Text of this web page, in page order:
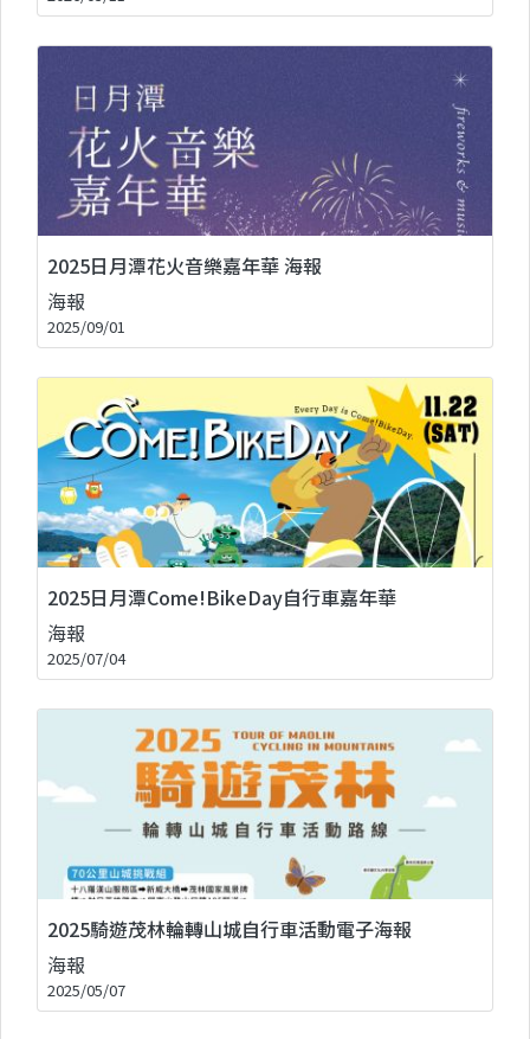
2025日月潭花火音樂嘉年華 海報
海報
2025/09/01
2025日月潭Come!BikeDay自行車嘉年華
海報
2025/07/04
2025騎遊茂林輪轉山城自行車活動電子海報
海報
2025/05/07